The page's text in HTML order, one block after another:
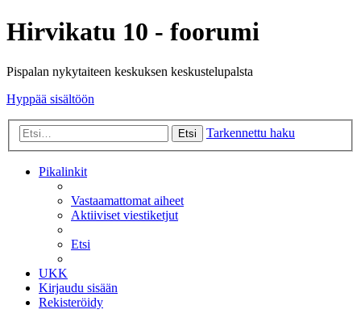
Hirvikatu 10 - foorumi
Pispalan nykytaiteen keskuksen keskustelupalsta
Hyppää sisältöön
Etsi Tarkennettu haku
Pikalinkit
Vastaamattomat aiheet
Aktiiviset viestiketjut
Etsi
UKK
Kirjaudu sisään
Rekisteröidy